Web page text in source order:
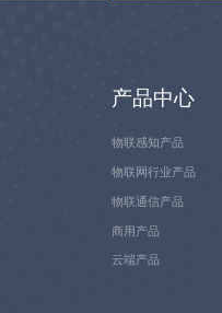
产品中心
物联感知产品
物联网行业产品
物联通信产品
商用产品
云端产品